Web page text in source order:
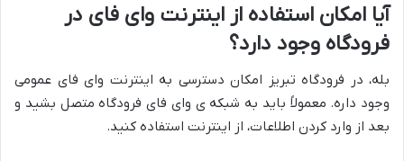
آیا امکان استفاده از اینترنت وای فای در
فرودگاه وجود دارد؟
بله، در فرودگاه تبریز امکان دسترسی به اینترنت وای فای عمومی
وجود داره. معمولاً باید به شبکه ی وای فای فرودگاه متصل بشید و
بعد از وارد کردن اطلاعات، از اینترنت استفاده کنید.